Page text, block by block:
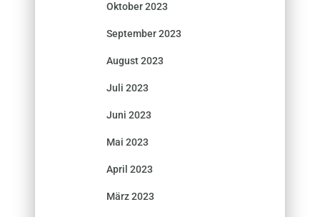
Oktober 2023
September 2023
August 2023
Juli 2023
Juni 2023
Mai 2023
April 2023
März 2023